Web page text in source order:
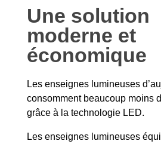
Une solution
moderne et
économique
Les enseignes lumineuses
consomment beaucoup moins
grâce à la technologie LED.
Les enseignes lumineuses